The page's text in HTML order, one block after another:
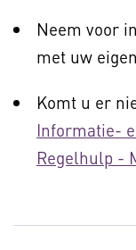
Neem voor
met uw eigen
Komt u er
Informatie-
Regelhulp -